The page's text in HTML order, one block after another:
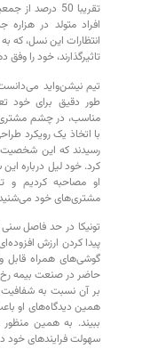
افراد متولد در
انتظارات این نسل، که
تاثیرگذارند، خود را
تیم نیشن‌واید
طور دقیق برای خود
مناسب، در چشم
با اتخاذ یک رویکرد
رسیدند که این شخصیت
کرد. خود لیل درباره
او مصاحبه کردیم و
مشتری‌های خود
پیدا کردن ارزش
گوشی‌های همراه قابل
حاضر در صنعت بیمه رخ
بر آن نسبت به
همین دیدگاه‌های او
ببیند. به همین
سهولت فرایندهای